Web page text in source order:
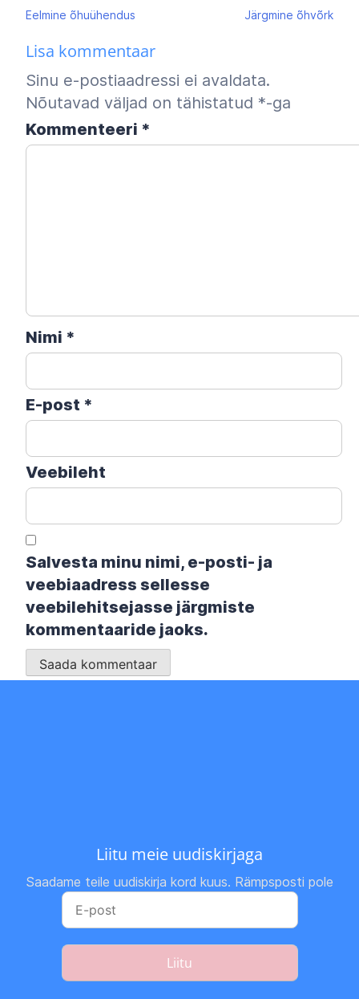
Navigeerimine
Eelmine õhuühendus Järgmine õhvõrk
Lisa kommentaar
Sinu e-postiaadressi ei avaldata.
Nõutavad väljad on tähistatud *-ga
Kommenteeri *
Nimi *
E-post *
Veebileht
Salvesta minu nimi, e-posti- ja
veebiaadress sellesse
veebilehitsejasse järgmiste
kommentaaride jaoks.
Liitu meie uudiskirjaga
Saadame teile uudiskirja kord kuus. Rämpsposti pole
Liitu